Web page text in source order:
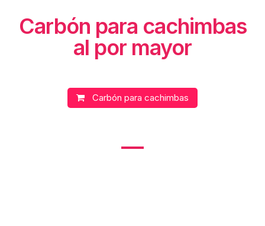
Carbón para cachimbas
al por mayor
Carbón para cachimbas